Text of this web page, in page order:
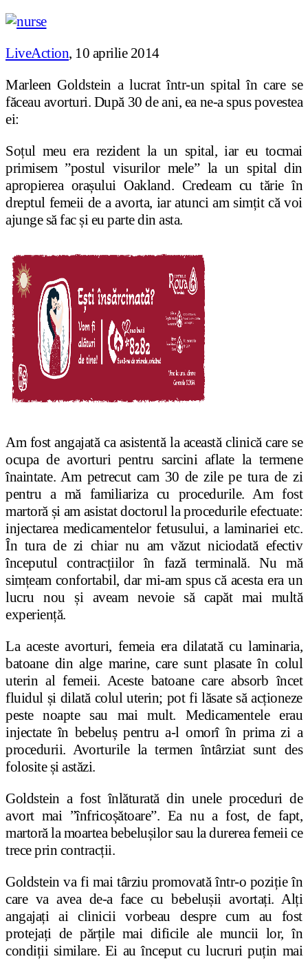
LiveAction, 10 aprilie 2014
Marleen Goldstein a lucrat într-un spital în care se
făceau avorturi. După 30 de ani, ea ne-a spus povestea
ei:
Soțul meu era rezident la un spital, iar eu tocmai
primisem ”postul visurilor mele” la un spital din
apropierea orașului Oakland. Credeam cu tărie în
dreptul femeii de a avorta, iar atunci am simțit că voi
ajunge să fac și eu parte din asta.
Am fost angajată ca asistentă la această clinică care se
ocupa de avorturi pentru sarcini aflate la termene
înaintate. Am petrecut cam 30 de zile pe tura de zi
pentru a mă familiariza cu procedurile. Am fost
martoră și am asistat doctorul la procedurile efectuate:
injectarea medicamentelor fetusului, a laminariei etc.
În tura de zi chiar nu am văzut niciodată efectiv
începutul contracțiilor în fază terminală. Nu mă
simțeam confortabil, dar mi-am spus că acesta era un
lucru nou și aveam nevoie să capăt mai multă
experiență.
La aceste avorturi, femeia era dilatată cu laminaria,
batoane din alge marine, care sunt plasate în colul
uterin al femeii. Aceste batoane care absorb încet
fluidul și dilată colul uterin; pot fi lăsate să acționeze
peste noapte sau mai mult. Medicamentele erau
injectate în bebeluș pentru a-l omorî în prima zi a
procedurii. Avorturile la termen întârziat sunt des
folosite și astăzi.
Goldstein a fost înlăturată din unele proceduri de
avort mai ”înfricoșătoare”. Ea nu a fost, de fapt,
martoră la moartea bebelușilor sau la durerea femeii ce
trece prin contracții.
Goldstein va fi mai târziu promovată într-o poziție în
care va avea de-a face cu bebelușii avortați. Alți
angajați ai clinicii vorbeau despre cum au fost
protejați de părțile mai dificile ale muncii lor, în
condiții similare. Ei au început cu lucruri puțin mai